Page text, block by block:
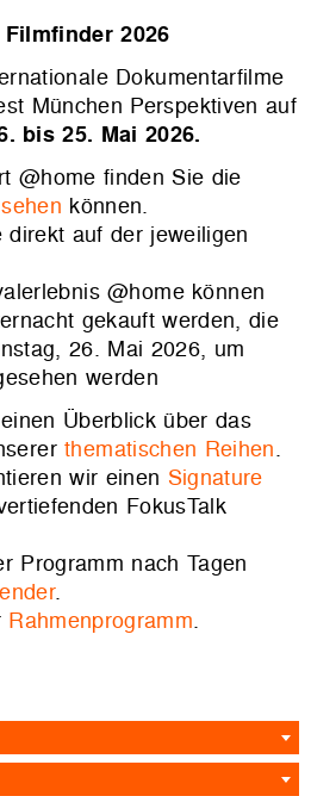
Filmfinder 2026
Dokumentarfilme
München Perspektiven auf
bis 25. Mai 2026.
@home finden Sie die
können.
auf der jeweiligen
@home können
gekauft werden, die
26. Mai 2026, um
werden
Überblick über das
thematischen Reihen.
wir einen Signature
FokusTalk
Programm nach Tagen
.
Rahmenprogramm.